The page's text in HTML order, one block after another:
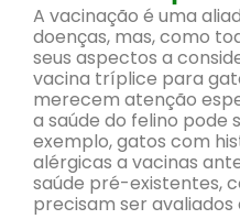
A vacinação é uma
doenças, mas, como
seus aspectos a
vacina tríplice para
merecem atenção
a saúde do felino pode
exemplo, gatos com
alérgicas a vacinas
saúde pré-existentes,
precisam ser